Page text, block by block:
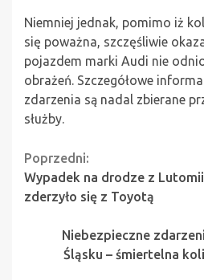
Niemniej jednak, pomimo iż
się poważna, szczęśliwie
pojazdem marki Audi nie
obrażeń. Szczegółowe
zdarzenia są nadal zbierane
służby.
Continue
Reading
Poprzedni:
Wypadek na drodze z
zderzyło się z Toyotą
Niebezpieczne
Śląsku – śmiertelna